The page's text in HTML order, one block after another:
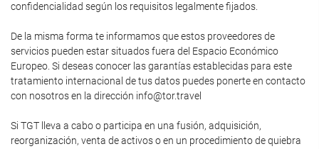
confidencialidad según los requisitos legalmente fijados.
De la misma forma te informamos que estos proveedores de
servicios pueden estar situados fuera del Espacio Económico
Europeo. Si deseas conocer las garantías establecidas para este
tratamiento internacional de tus datos puedes ponerte en contacto
con nosotros en la dirección info@tor.travel
Si TGT lleva a cabo o participa en una fusión, adquisición,
reorganización, venta de activos o en un procedimiento de quiebra